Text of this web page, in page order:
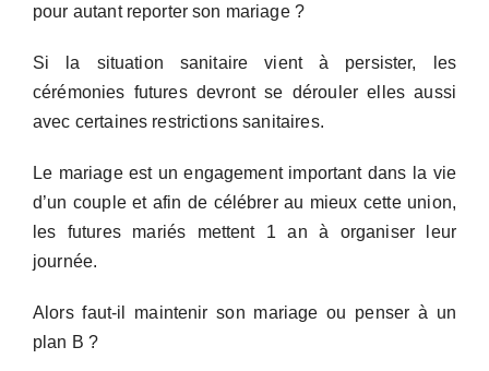
pour autant reporter son mariage ?
Si la situation sanitaire vient à persister, les
cérémonies futures devront se dérouler elles aussi
avec certaines restrictions sanitaires.
Le mariage est un engagement important dans la vie
d’un couple et afin de célébrer au mieux cette union,
les futures mariés mettent 1 an à organiser leur
journée.
Alors faut-il maintenir son mariage ou penser à un
plan B ?